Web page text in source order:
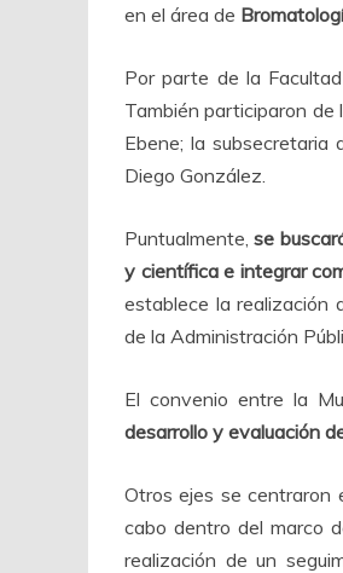
en el área de
Por parte de la
También participaron
Ebene; la subsecretaria
Diego González.
Puntualmente,se
y científica e integrar
establece la realización
de la Administración
El convenio entre la
desarrollo y evaluación
Otros ejes se centraron
cabo dentro del marco
realización de un